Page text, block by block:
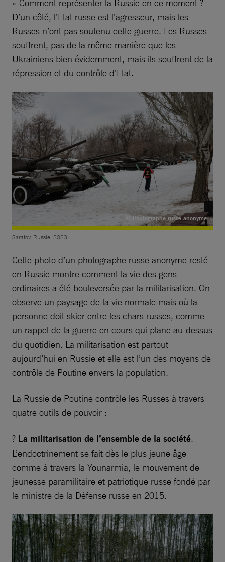
« Comment représenter la Russie en ce moment ?
D’un côté, l’Etat russe est l’agresseur, mais les
Russes n’ont pas soutenu cette guerre. Les Russes
souffrent, pas de la même manière que les
Ukrainiens bien évidemment, mais ils souffrent de la
répression et du contrôle d’Etat.
© Photographe russe anonyme
Saratov, Russie. 2023
Cette photo d’un photographe russe anonyme resté
en Russie montre comment la vie des gens
ordinaires a été bouleversée par la militarisation. On
observe un paysage de la vie normale mais où la
personne doit skier entre les chars russes, comme
un rappel de la guerre en cours qui plane au-dessus
du quotidien. La militarisation est partout
aujourd’hui en Russie et elle est l’un des moyens de
contrôle de Poutine envers la population.
La Russie de Poutine contrôle les Russes à travers
quatre outils de pouvoir :
? La militarisation de l’ensemble de la société.
L’endoctrinement se fait dès le plus jeune âge
comme à travers la Younarmia, le mouvement de
jeunesse paramilitaire et patriotique russe fondé par
le ministre de la Défense russe en 2015.